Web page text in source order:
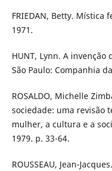
FRIEDAN, Betty. Mística
1971.
HUNT, Lynn. A
São Paulo: Companhia
ROSALDO, Michelle
sociedade: uma revisão
mulher, a cultura e a
1979. p. 33-64.
ROUSSEAU, Jean-